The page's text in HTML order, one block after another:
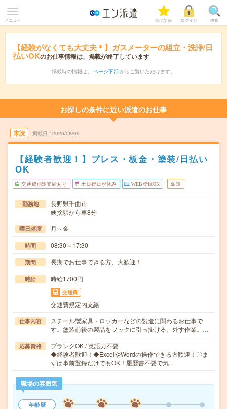
メニュー 気になる! ログイン 検索
【経験がなくても大丈夫＊】ガスメーターの組立・洗浄/日
払いOKのお仕事情報は、掲載が終了しています
掲載時の情報は、 ページ下部 からご覧いただけます。
お探しの条件に近い派遣のお仕事
未読 掲載日 2026/08/09
【経験者歓迎！】プレス・板金・塗装/日払い
OK
交通費別途支給あり 土日祝日が休み WEB登録OK 派遣
勤務地
長野県千曲市
姨捨駅から車8分
曜日頻度 月～金
時間 08:30～17:30
期間 長期でお仕事できる方、大歓迎！
時給 時給1700円
交通費
交通費規定内支給
仕事内容
スチール製家具・ロッカーなどの製造に関わるお仕事で
す。塗装前後の製品をフックに引っ掛ける、外す作業。…
応募資格
ブランクOK / 英語力不要
◆経験者歓迎！◆ExcelやWordの操作できる方歓迎！〇ま
ずは事前登録だけでもOK！履歴書不要で気…
職場の雰囲気
年齢層